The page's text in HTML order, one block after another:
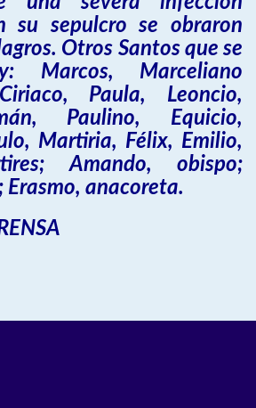
su sepulcro se obraron
Otros Santos que se
Marcos, Marceliano
Paula, Leoncio,
Paulino, Equicio,
Martiria, Félix, Emilio,
Amando, obispo;
anacoreta.